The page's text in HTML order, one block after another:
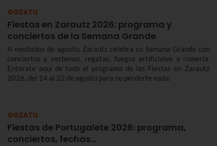
GOZATU
Fiestas en Zarautz 2026: programa y
conciertos de la Semana Grande
A mediados de agosto, Zarautz celebra su Semana Grande con
conciertos y verbenas, regatas, fuegos artificiales o romería.
Entérate aquí de todo el programa de las Fiestas en Zarautz
2026, del 14 al 22 de agosto para no perderte nada.
GOZATU
Fiestas de Portugalete 2026: programa,
conciertos, fechas…